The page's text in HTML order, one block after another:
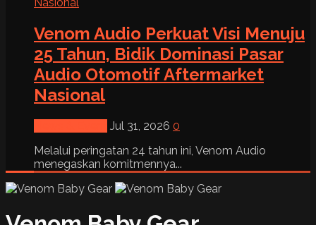
Venom Audio Perkuat Visi Menuju
25 Tahun, Bidik Dominasi Pasar
Audio Otomotif Aftermarket
Nasional
Jul 31, 2026 0
Melalui peringatan 24 tahun ini, Venom Audio
menegaskan komitmennya...